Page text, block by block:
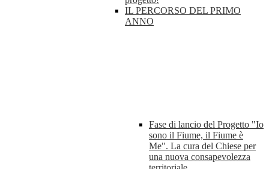
IL PERCORSO DEL PRIMO
ANNO
Fase di lancio del Progetto "Io
sono il Fiume, il Fiume è
Me". La cura del Chiese per
una nuova consapevolezza